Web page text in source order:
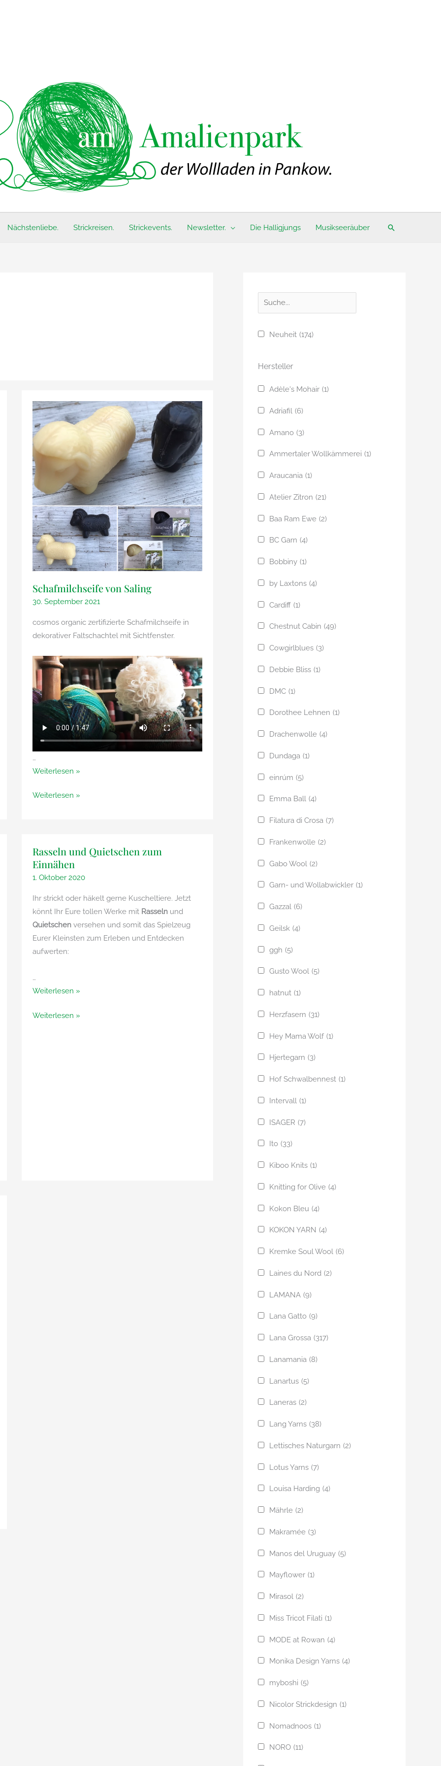
Nächstenliebe. Strickreisen. Strickevents. Newsletter. Die Halligjungs Musikseeräuber Suchen
Schafmilchseife von Saling
30. September 2021
cosmos organic zertifizierte Schafmilchseife in
dekorativer Faltschachtel mit Sichtfenster.
…
Schafmilchseife
Saling
Weiterlesen »
Schafmilchseife
Weiterlesen »
Rasseln und Quietschen zum
Einnähen
1. Oktober 2020
Ihr strickt oder häkelt gerne Kuscheltiere. Jetzt
könnt Ihr Eure tollen Werke mit Rasseln und
Quietschen versehen und somit das Spielzeug
Eurer Kleinsten zum Erleben und Entdecken
aufwerten:
…
Rasseln
Quietschen
Weiterlesen »
Rasseln
Weiterlesen »
u
c
Neuheit (174)
Hersteller
Adèle's Mohair (1)
Adriafil (6)
Amano (3)
Ammertaler Wollkämmerei (1)
Araucania (1)
Atelier Zitron (21)
Baa Ram Ewe (2)
BC Garn (4)
Bobbiny (1)
by Laxtons (4)
Cardiff (1)
Chestnut Cabin (49)
Cowgirlblues (3)
Debbie Bliss (1)
DMC (1)
Dorothee Lehnen (1)
Drachenwolle (4)
Dundaga (1)
einrúm (5)
Emma Ball (4)
Filatura di Crosa (7)
Frankenwolle (2)
Gabo Wool (2)
Garn- und Wollabwickler (1)
Gazzal (6)
Geilsk (4)
ggh (5)
Gusto Wool (5)
hatnut (1)
Herzfasern (31)
Hey Mama Wolf (1)
Hjertegarn (3)
Hof Schwalbennest (1)
Intervall (1)
ISAGER (7)
Ito (33)
Kiboo Knits (1)
Knitting for Olive (4)
Kokon Bleu (4)
KOKON YARN (4)
Kremke Soul Wool (6)
Laines du Nord (2)
LAMANA (9)
Lana Gatto (9)
Lana Grossa (317)
Lanamania (8)
Lanartus (5)
Laneras (2)
Lang Yarns (38)
Lettisches Naturgarn (2)
Lotus Yarns (7)
Louisa Harding (4)
Mährle (2)
Makramée (3)
Manos del Uruguay (5)
Mayflower (1)
Mirasol (2)
Miss Tricot Filati (1)
MODE at Rowan (4)
Monika Design Yarns (4)
myboshi (5)
Nicolor Strickdesign (1)
Nomadnoos (1)
NORO (11)